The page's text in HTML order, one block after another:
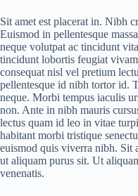
Sit amet est placerat in. Nibh
Euismod in pellentesque
neque volutpat ac tincidunt
tincidunt lobortis feugiat
consequat nisl vel pretium
pellentesque id nibh tortor id.
neque. Morbi tempus iaculis
non. Ante in nibh mauris
lectus quam id leo in vitae
habitant morbi tristique
euismod quis viverra nibh. Sit
ut aliquam purus sit. Ut
venenatis.